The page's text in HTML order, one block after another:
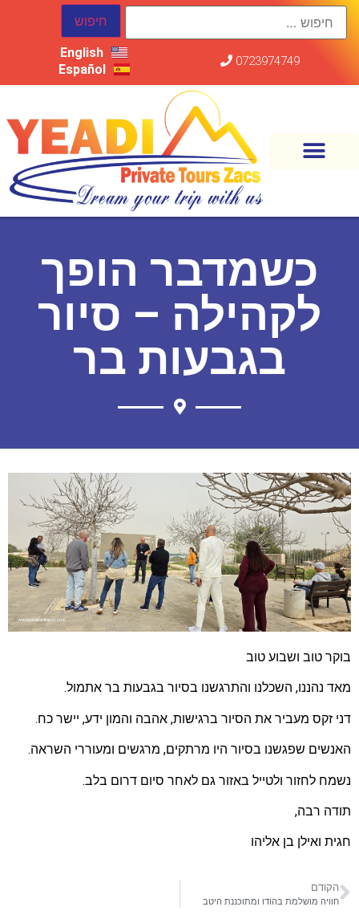
0723974749
English
Español
כשמדבר הופך
לקהילה – סיור
בגבעות בר
בוקר טוב ושבוע טוב
מאד נהננו, השכלנו והתרגשנו בסיור בגבעות בר אתמול.
דני זקס מעביר את הסיור ברגישות, אהבה והמון ידע, יישר כח.
האנשים שפגשנו בסיור היו מרתקים, מרגשים ומעוררי השראה.
נשמח לחזור ולטייל באזור גם לאחר סיום דרום בלב.
תודה רבה,
חגית ואילן בן אליהו
הקודם
‪חוויה מושלמת בהודו ומתוכננת היטב‬